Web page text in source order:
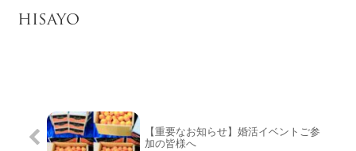
HISAYO
【重要なお知らせ】婚活イベントご参
加の皆様へ